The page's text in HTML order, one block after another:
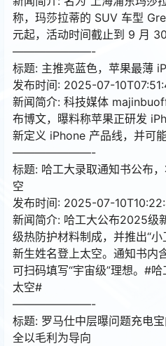
称，玛莎拉蒂的 SUV 车型
元起，活动时间截止到 9 月 30
———————-
标题: 主推亮蓝色，苹果最薄
发布时间: 2025-07-
新闻简介: 科技媒体
布博文，曝料称苹果正研发
新定义 iPhone 产品线，并可
———————-
标题: 哈工大录取通知书公布
空
发布时间: 2025-07-
新闻简介: 哈工大公布2025级
级热防护材料制成，并推出“
新生姓名登上太空。通知书内
可扫码填写“宇宙级”理想。#
太空#
———————-
标题: 罗马仕中层曝问题充电
全以毛利为导向